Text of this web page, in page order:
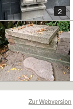
2
Zur Webversion